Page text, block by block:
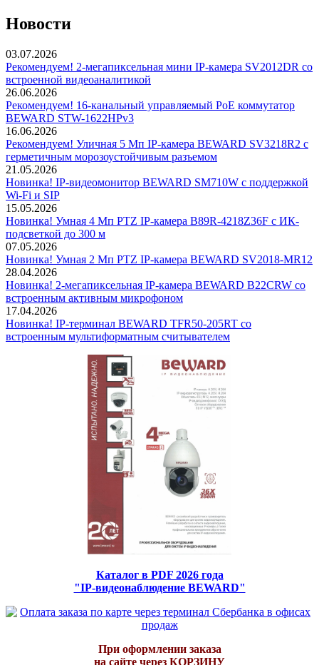
Новости
03.07.2026
Рекомендуем! 2-мегапиксельная мини IP-камера SV2012DR со
встроенной видеоаналитикой
26.06.2026
Рекомендуем! 16-канальный управляемый PoE коммутатор
BEWARD STW-1622HPv3
16.06.2026
Рекомендуем! Уличная 5 Мп IP-камера BEWARD SV3218R2 с
герметичным морозоустойчивым разъемом
21.05.2026
Новинка! IP-видеомонитор BEWARD SM710W с поддержкой
Wi-Fi и SIP
15.05.2026
Новинка! Умная 4 Мп PTZ IP-камера B89R-4218Z36F с ИК-
подсветкой до 300 м
07.05.2026
Новинка! Умная 2 Мп PTZ IP-камера BEWARD SV2018-MR12
28.04.2026
Новинка! 2-мегапиксельная IP-камера BEWARD B22CRW со
встроенным активным микрофоном
17.04.2026
Новинка! IP-терминал BEWARD TFR50-205RT со
встроенным мультиформатным считывателем
Каталог в PDF 2026 года
"IP-видеонаблюдение BEWARD"
При оформлении заказа
на сайте через КОРЗИНУ